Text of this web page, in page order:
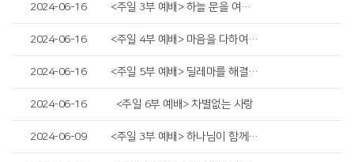
2024-06-16 <주일 3부 예배> 하늘 문을 여시는 하나님
2024-06-16 <주일 4부 예배> 마음을 다하여 야훼를 신뢰하기로 결심하기
2024-06-16 <주일 5부 예배> 딜레마를 해결하는 법
2024-06-16 <주일 6부 예배> 차별없는 사랑
2024-06-09 <주일 3부 예배> 하나님이 함께 하시면